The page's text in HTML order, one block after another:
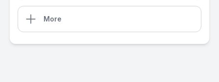
More